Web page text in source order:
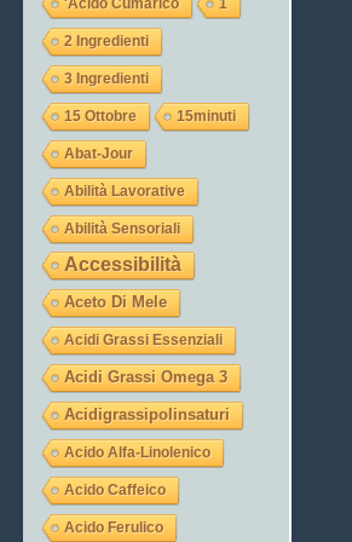
o
f
i
l
o
d
i
t
u
c
o
n
i
m
i
e
i
o
c
c
h
i
s
u
F
a
c
e
o
f
i
l
o
d
L
u
r
a
_
o
c
c
h
i
9
s
u
T
w
i
t
t
e
r
o
f
d
i
s
t
a
g
r
a
m
'acido Cumarico 1
2 Ingredienti
3 Ingredienti
15 Ottobre 15minuti
Abat-Jour
Abilità Lavorative
Abilità Sensoriali
Accessibilità
Aceto Di Mele
Acidi Grassi Essenziali
Acidi Grassi Omega 3
Acidigrassipolinsaturi
Acido Alfa-Linolenico
Acido Caffeico
Acido Ferulico